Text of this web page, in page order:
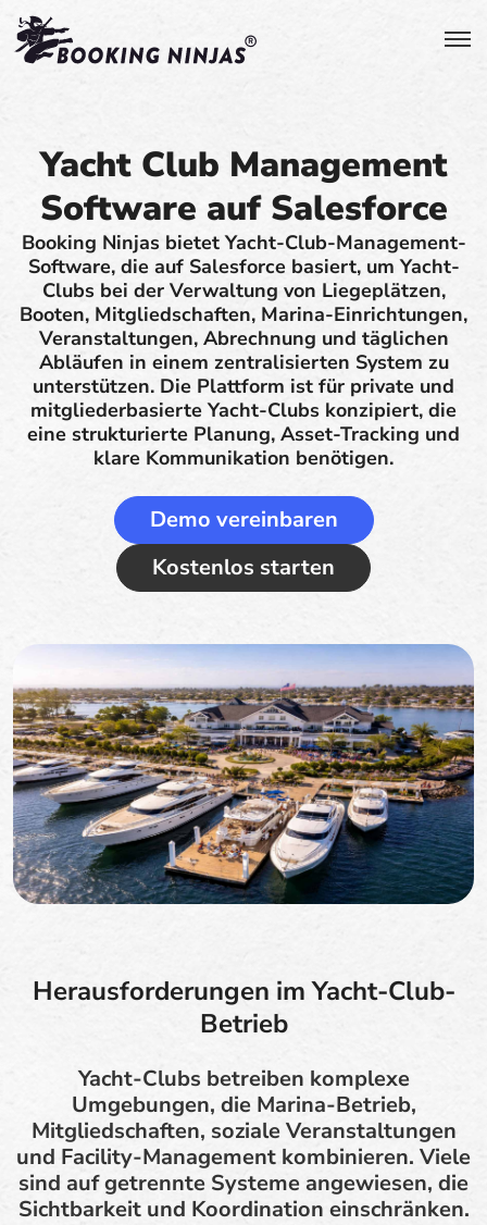
Yacht Club Management
Software auf Salesforce
Booking Ninjas bietet Yacht-Club-Management-
Software, die auf Salesforce basiert, um Yacht-
Clubs bei der Verwaltung von Liegeplätzen,
Booten, Mitgliedschaften, Marina-Einrichtungen,
Veranstaltungen, Abrechnung und täglichen
Abläufen in einem zentralisierten System zu
unterstützen. Die Plattform ist für private und
mitgliederbasierte Yacht-Clubs konzipiert, die
eine strukturierte Planung, Asset-Tracking und
klare Kommunikation benötigen.
Demo vereinbaren
Kostenlos starten
Herausforderungen im Yacht-Club-
Betrieb
Yacht-Clubs betreiben komplexe
Umgebungen, die Marina-Betrieb,
Mitgliedschaften, soziale Veranstaltungen
und Facility-Management kombinieren. Viele
sind auf getrennte Systeme angewiesen, die
Sichtbarkeit und Koordination einschränken.